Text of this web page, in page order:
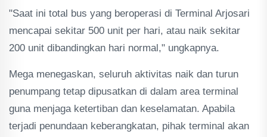
"Saat ini total bus yang beroperasi di Terminal Arjosari
mencapai sekitar 500 unit per hari, atau naik sekitar
200 unit dibandingkan hari normal," ungkapnya.
Mega menegaskan, seluruh aktivitas naik dan turun
penumpang tetap dipusatkan di dalam area terminal
guna menjaga ketertiban dan keselamatan. Apabila
terjadi penundaan keberangkatan, pihak terminal akan